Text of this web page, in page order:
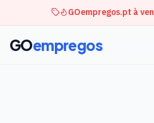
GOempregos.pt à
GOempregos